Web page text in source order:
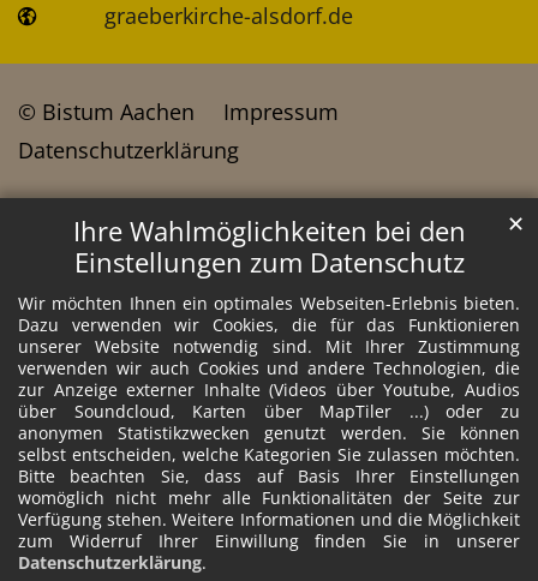
Ihre Wahlmöglichkeiten bei den
Einstellungen zum Datenschutz
Wir möchten Ihnen ein optimales Webseiten-Erlebnis bieten.
Dazu verwenden wir Cookies, die für das Funktionieren
unserer Website notwendig sind. Mit Ihrer Zustimmung
verwenden wir auch Cookies und andere Technologien, die
zur Anzeige externer Inhalte (Videos über Youtube, Audios
über Soundcloud, Karten über MapTiler ...) oder zu
anonymen Statistikzwecken genutzt werden. Sie können
selbst entscheiden, welche Kategorien Sie zulassen möchten.
Bitte beachten Sie, dass auf Basis Ihrer Einstellungen
womöglich nicht mehr alle Funktionalitäten der Seite zur
Verfügung stehen. Weitere Informationen und die Möglichkeit
zum Widerruf Ihrer Einwillung finden Sie in unserer
Datenschutzerklärung.
✕
graeberkirche-alsdorf.de
© Bistum Aachen
Impressum
Datenschutzerklärung